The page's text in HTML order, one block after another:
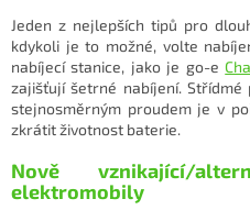
Jeden z nejlepších tipů pro
kdykoli je to možné, volte
nabíjecí stanice, jako je go-e
zajišťují šetrné nabíjení. Střídmé
stejnosměrným proudem je v
zkrátit životnost baterie.
Nově vznikající/
elektromobily